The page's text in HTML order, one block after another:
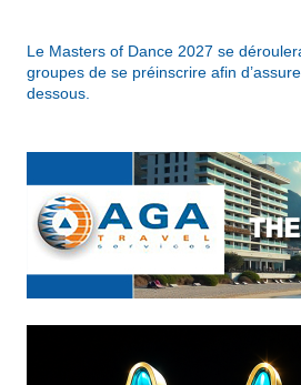
Le Masters of Dance 2027 se
groupes de se préinscrire afin
dessous.